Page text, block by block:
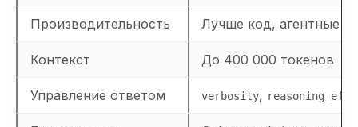
Производительность Лучше код, агентные
Контекст До 400 000 токенов
Управление ответом verbosity,